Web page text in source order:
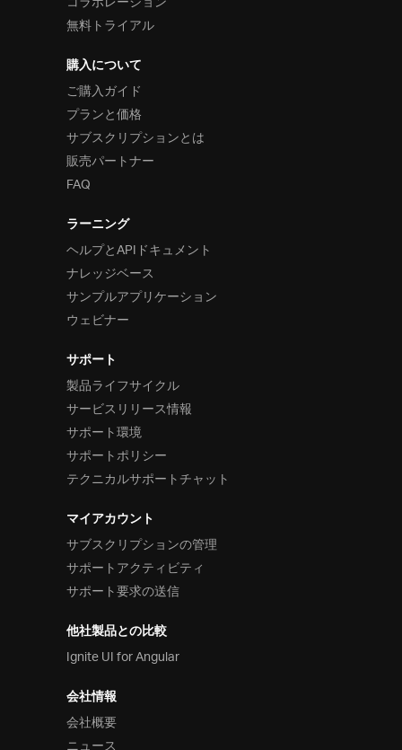
無料トライアル
購入について
ご購入ガイド
プランと価格
サブスクリプションとは
販売パートナー
FAQ
ラーニング
ヘルプとAPIドキュメント
ナレッジベース
サンプルアプリケーション
ウェビナー
サポート
製品ライフサイクル
サービスリリース情報
サポート環境
サポートポリシー
テクニカルサポートチャット
マイアカウント
サブスクリプションの管理
サポートアクティビティ
サポート要求の送信
他社製品との比較
Ignite UI for Angular
会社情報
会社概要